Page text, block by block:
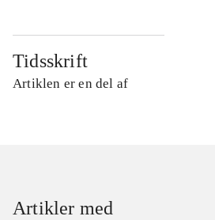
Tidsskrift
Artiklen er en del af
Artikler med